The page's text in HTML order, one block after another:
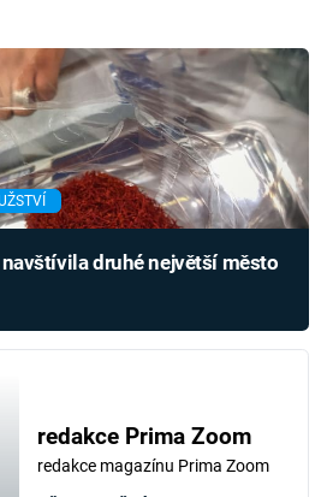
druhé největší město
redakce Prima Zoom
redakce magazínu Prima Zoom